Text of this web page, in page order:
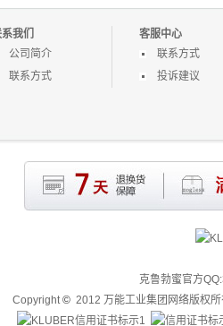
我们
公司简介
联系方式
客服中心
联系方式
投诉建议
克鲁勃蜜官方
Copyright© 2012 万能工业集团网络版权